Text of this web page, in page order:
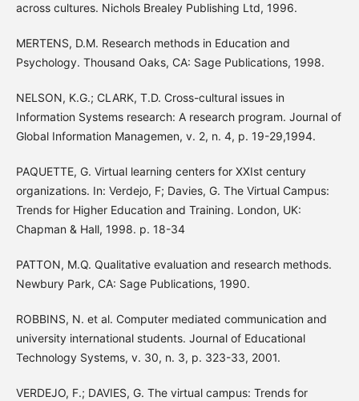
across cultures. Nichols Brealey Publishing Ltd, 1996.
MERTENS, D.M. Research methods in Education and
Psychology. Thousand Oaks, CA: Sage Publications, 1998.
NELSON, K.G.; CLARK, T.D. Cross-cultural issues in
Information Systems research: A research program. Journal of
Global Information Managemen, v. 2, n. 4, p. 19-29,1994.
PAQUETTE, G. Virtual learning centers for XXIst century
organizations. In: Verdejo, F; Davies, G. The Virtual Campus:
Trends for Higher Education and Training. London, UK:
Chapman & Hall, 1998. p. 18-34
PATTON, M.Q. Qualitative evaluation and research methods.
Newbury Park, CA: Sage Publications, 1990.
ROBBINS, N. et al. Computer mediated communication and
university international students. Journal of Educational
Technology Systems, v. 30, n. 3, p. 323-33, 2001.
VERDEJO, F.; DAVIES, G. The virtual campus: Trends for